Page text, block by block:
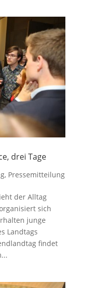
drei Tage
, Pressemitteilung
der Alltag
sich
junge
Landtags
findet